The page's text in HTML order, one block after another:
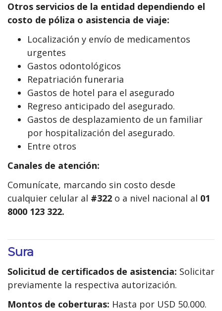
Otros servicios de la entidad dependiendo el
costo de póliza o asistencia de viaje:
Localización y envío de medicamentos
urgentes
Gastos odontológicos
Repatriación funeraria
Gastos de hotel para el asegurado
Regreso anticipado del asegurado.
Gastos de desplazamiento de un familiar
por hospitalización del asegurado.
Entre otros
Canales de atención:
Comunícate, marcando sin costo desde
cualquier celular al #322 o a nivel nacional al 01
8000 123 322.
Sura
Solicitud de certificados de asistencia: Solicitar
previamente la respectiva autorización.
Montos de coberturas: Hasta por USD 50.000.